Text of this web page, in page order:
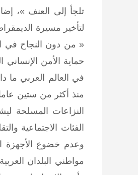
تلجأ إلى العنف »،
لتأخير مسيرة
« من دون النجاح في
حماية الأمن الإنساني
في العالم العربي ما
منذ أكثر من ستين
النزاعات المسلحة
الفئات الاجتماعية
وعدم خضوع الأجهزة
مواطني البلدان